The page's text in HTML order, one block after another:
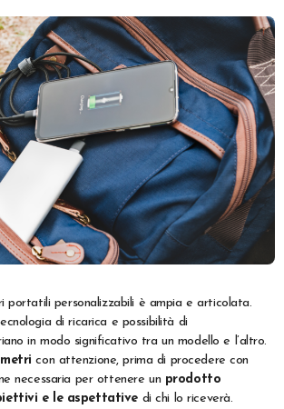
portatili personalizzabili è ampia e articolata.
di ricarica e possibilità di
in modo significativo tra un modello e l’altro.
con attenzione, prima di procedere con
necessaria per ottenere un prodotto
e le aspettative di chi lo riceverà.